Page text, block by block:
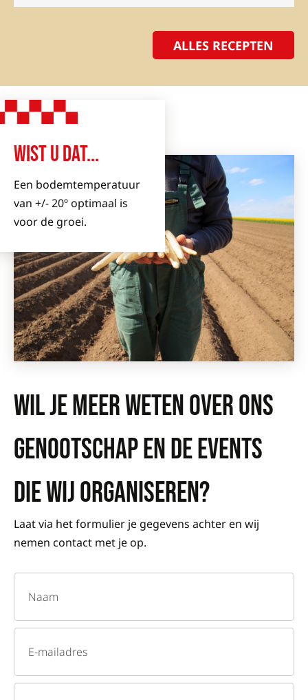
ALLES RECEPTEN
WIST U DAT...
Een bodemtemperatuur
van +/- 20º optimaal is
voor de groei.
WIL JE MEER WETEN OVER ONS
GENOOTSCHAP EN DE EVENTS
DIE WIJ ORGANISEREN?
Laat via het formulier je gegevens achter en wij
nemen contact met je op.